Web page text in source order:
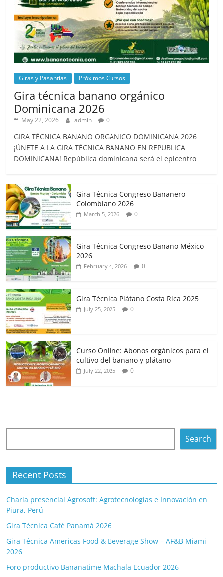
Giras y Pasantías Próximos Cursos
Gira técnica banano orgánico
Dominicana 2026
May 22, 2026 admin 0
GIRA TÉCNICA BANANO ORGANICO DOMINICANA 2026
¡ÚNETE A LA GIRA TÉCNICA BANANO EN REPUBLICA
DOMINICANA! República dominicana será el epicentro
Gira Técnica Congreso Bananero
Colombiano 2026
March 5, 2026 0
Gira Técnica Congreso Banano México
2026
February 4, 2026 0
Gira Técnica Plátano Costa Rica 2025
July 25, 2025 0
Curso Online: Abonos orgánicos para el
cultivo del banano y plátano
July 22, 2025 0
Search
Recent Posts
Charla presencial Agrosoft: Agrotecnologías e Innovación en
Piura, Perú
Gira Técnica Café Panamá 2026
Gira Técnica Americas Food & Beverage Show – AF&B Miami
2026
Foro productivo Bananatime Machala Ecuador 2026